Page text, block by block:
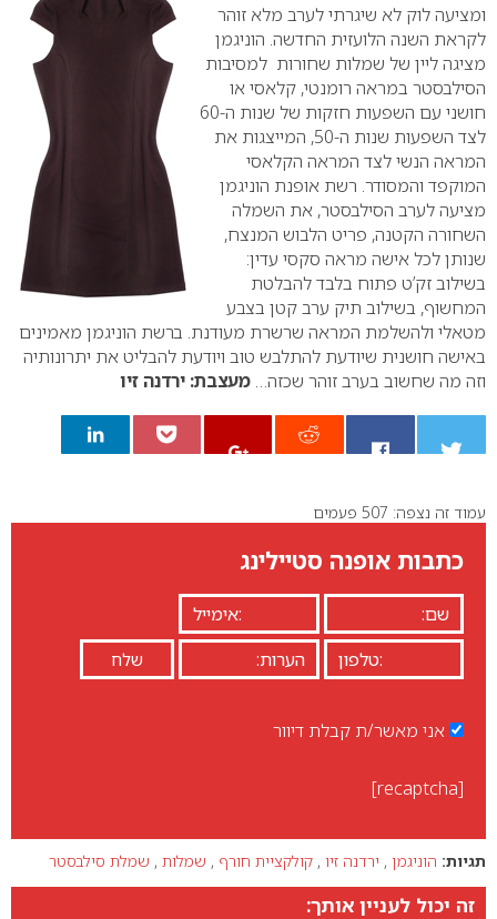
ומציעה לוק לא שיגרתי לערב מלא זוהר
לקראת השנה הלועזית החדשה. הוניגמן
מציגה ליין של שמלות שחורות למסיבות
הסילבסטר במראה רומנטי, קלאסי או
חושני עם השפעות חזקות של שנות ה-60
לצד השפעות שנות ה-50, המייצגות את
המראה הנשי לצד המראה הקלאסי
המוקפד והמסודר. רשת אופנת הוניגמן
מציעה לערב הסילבסטר, את השמלה
השחורה הקטנה, פריט הלבוש המנצח,
שנותן לכל אישה מראה סקסי עדין:
בשילוב זק’ט פתוח בלבד להבלטת
המחשוף, בשילוב תיק ערב קטן בצבע
מטאלי ולהשלמת המראה שרשרת מעודנת. ברשת הוניגמן מאמינים
באישה חושנית שיודעת להתלבש טוב ויודעת להבליט את יתרונותיה
וזה מה שחשוב בערב זוהר שכזה… מעצבת: ירדנה זיו
0
עמוד זה נצפה: 507 פעמים
כתבות אופנה סטיילינג
אני מאשר/ת קבלת דיוור
[recaptcha]
תגיות: הוניגמן , ירדנה זיו , קולקציית חורף , שמלות , שמלת סילבסטר
זה יכול לעניין אותך: